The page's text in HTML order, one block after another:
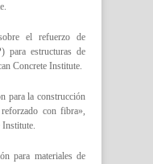
el refuerzo de
para estructuras de
Concrete Institute.
para la construcción
con fibra»,
para materiales de